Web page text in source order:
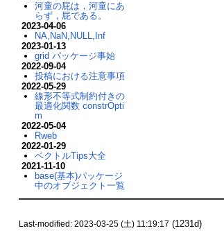
河童の屁は，河童にあ
らず，屁である。
2023-04-06
NA,NaN,NULL,Inf
2023-01-13
grid パッケージ事始
2022-09-04
投稿における注意事項
2022-05-29
線形不等式制約付きの
最適化関数 constrOpti
m
2022-05-04
Rweb
2022-01-29
ベクトルTips大全
2021-11-10
base(基本)パッケージ
中のオブジェクト一覧
Last-modified: 2023-03-25 (土) 11:19:17 (1231d)